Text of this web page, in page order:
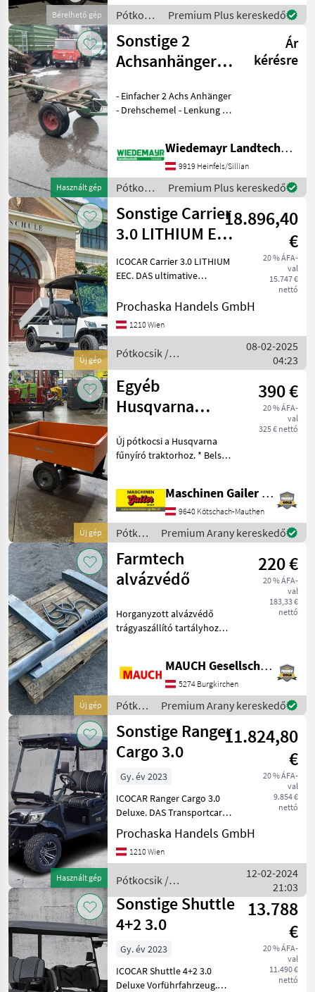
Bérelhető gép
Gewicht: 3.000 kg
Pótkocsik
/
Sonstige
Premium Plus kereskedő
Használt gép
Sonstige 2
Achsanhänger
Ár
kérésre
- Einfacher 2 Achs Anhänger
- Drehschemel - Lenkung -
- Abstand Aufnahmen ca.
Pótko
Wiedemayr Landtechnik GmbH
9919 Heinfels/Sillian
Pótkocsik
/
Sonstige
Premium Plus kereskedő
Új gép
Sonstige Carrier
3.0 LITHIUM EEC
Transporter der
Extrakla
18.896,40
€
20 % ÁFA-
val
15.747 €
nettó
ICOCAR Carrier 3.0 LITHIUM
EEC. DAS ultimative
Traglast und großer
Gartenbetriebe, Hotelliere,
Prochaska Handels GmbH
1210 Wien
Pótkocsik /
Sonstige
08-02-2025
04:23
Új gép
Egyéb
Husqvarna
billenő
gyepgépekhez
390 €
20 % ÁFA-
val
325 € nettó
Új pótkocsi a Husqvarna
fűnyíró traktorhoz. * Belső
magasság: 30 cm * Súly: kb.
40 kg * Mechanikus billenő
* Teherbír
Maschinen Gailer GmbH
9640 Kötschach-Mauthen
Pótkocsik
/
Sonstige
Premium Arany kereskedő
Új gép
Farmtech
alvázvédő
220 €
20 % ÁFA-
val
183,33 €
nettó
Horganyzott alvázvédő
trágyaszállító tartályhoz
tömlőtartók is a csomag
részét képezik. Annak
érdekében, hogy elegendő
időt tudja
MAUCH Gesellschaft m.b.H. & Co.KG
5274 Burgkirchen
Pótkocsik
/
Farmtech
Premium Arany kereskedő
Használt gép
Sonstige Ranger
Cargo 3.0
11.824,80
€
20 % ÁFA-
val
9.854 €
nettó
Gy. év 2023
ICOCAR Ranger Cargo 3.0
Deluxe. DAS Transportcar
für Hotelliere, Camping
oder Freizeit. Perfekte
Technik und überragende
Transportcar zum t
Prochaska Handels GmbH
1210 Wien
Pótkocsik /
Sonstige
12-02-2024
21:03
Sonstige Shuttle
4+2 3.0
13.788
€
20 % ÁFA-
val
11.490 €
nettó
Gy. év 2023
ICOCAR Shuttle 4+2 3.0
Deluxe Vorführfahrzeug.